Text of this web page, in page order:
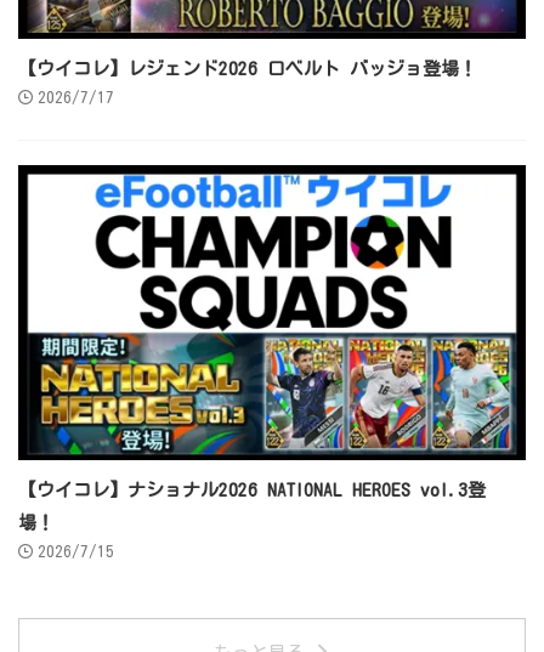
【ウイコレ】レジェンド2026 ロベルト バッジョ登場！
2026/7/17
【ウイコレ】ナショナル2026 NATIONAL HEROES vol.3登
場！
2026/7/15